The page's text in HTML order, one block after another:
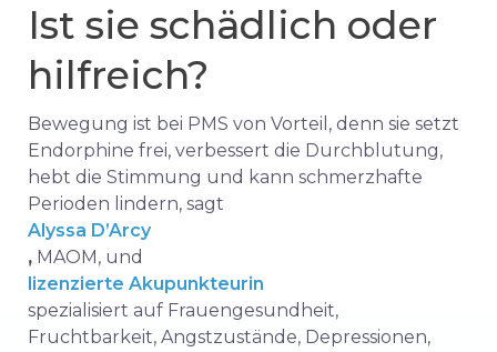
Ist sie schädlich oder
hilfreich?
Bewegung ist bei PMS von Vorteil, denn sie setzt
Endorphine frei, verbessert die Durchblutung,
hebt die Stimmung und kann schmerzhafte
Perioden lindern, sagt
Alyssa D’Arcy
, MAOM, und
lizenzierte Akupunkteurin
spezialisiert auf Frauengesundheit,
Fruchtbarkeit, Angstzustände, Depressionen,